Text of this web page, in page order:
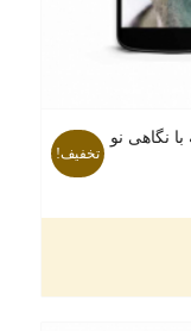
نگاهی نو
تخفیف!